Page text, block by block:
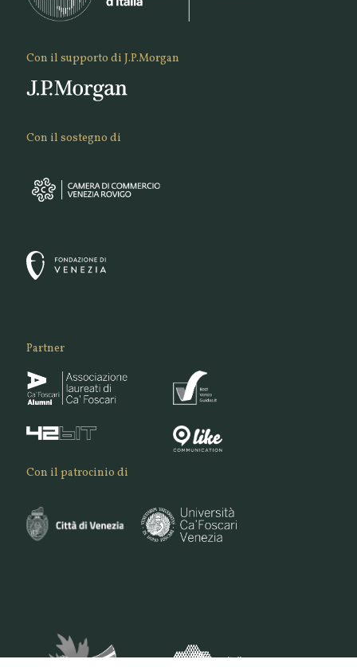
Con il supporto di J.P.Morgan
Con il sostegno di
Partner
Con il patrocinio di